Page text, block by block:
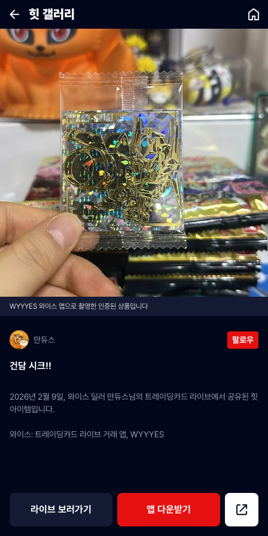
힛 갤러리
WYYYES 와이스 앱으로 촬영한 인증된 상품입니다
만듀스 팔로우
건담 시크!!
2026년 2월 9일, 와이스 딜러 만듀스님의 트레이딩카드 라이브에서 공유된 힛
아이템입니다.
와이스: 트레이딩카드 라이브 거래 앱, WYYYES
라이브 보러가기 앱 다운받기